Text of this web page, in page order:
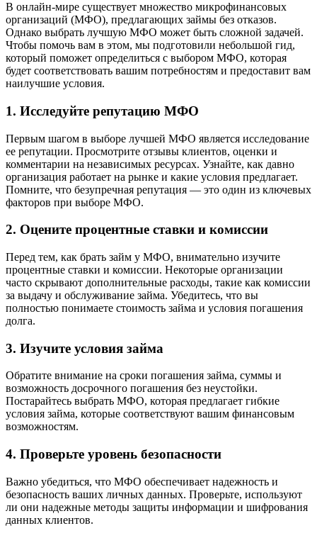
В онлайн-мире существует множество микрофинансовых
организаций (МФО), предлагающих займы без отказов.
Однако выбрать лучшую МФО может быть сложной задачей.
Чтобы помочь вам в этом, мы подготовили небольшой гид,
который поможет определиться с выбором МФО, которая
будет соответствовать вашим потребностям и предоставит вам
наилучшие условия.
1. Исследуйте репутацию МФО
Первым шагом в выборе лучшей МФО является исследование
ее репутации. Просмотрите отзывы клиентов, оценки и
комментарии на независимых ресурсах. Узнайте, как давно
организация работает на рынке и какие условия предлагает.
Помните, что безупречная репутация — это один из ключевых
факторов при выборе МФО.
2. Оцените процентные ставки и комиссии
Перед тем, как брать займ у МФО, внимательно изучите
процентные ставки и комиссии. Некоторые организации
часто скрывают дополнительные расходы, такие как комиссии
за выдачу и обслуживание займа. Убедитесь, что вы
полностью понимаете стоимость займа и условия погашения
долга.
3. Изучите условия займа
Обратите внимание на сроки погашения займа, суммы и
возможность досрочного погашения без неустойки.
Постарайтесь выбрать МФО, которая предлагает гибкие
условия займа, которые соответствуют вашим финансовым
возможностям.
4. Проверьте уровень безопасности
Важно убедиться, что МФО обеспечивает надежность и
безопасность ваших личных данных. Проверьте, используют
ли они надежные методы защиты информации и шифрования
данных клиентов.